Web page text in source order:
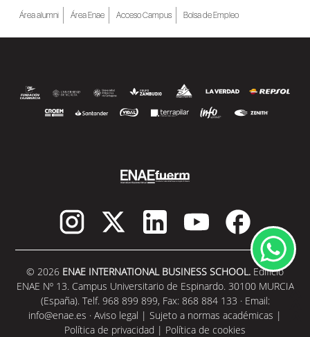
Área alumni Área Enae Acceso Campus Bolsa de Empleo
© 2026 ENAE INTERNATIONAL BUSINESS SCHOOL. Edificio
ENAE Nº 13. Campus Universitario de Espinardo. 30100 MURCIA
(España). Telf. 968 899 899, Fax: 868 884 133 · Email:
info@enae.es · Aviso legal | Sujeto a normas académicas |
Política de privacidad | Política de cookies